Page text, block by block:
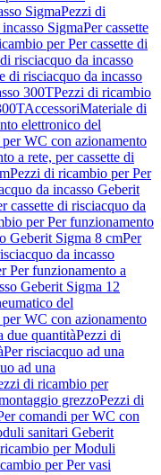
SigmaPezzi di
SigmaPer cassette
per Per cassette di
risciacquo da incasso
di risciacquo da incasso
300TPezzi di ricambio
AccessoriMateriale di
elettronico del
WC con azionamento
a rete, per cassette di
Pezzi di ricambio per Per
da incasso Geberit
cassette di risciacquo da
per Per funzionamento
Geberit Sigma 8 cmPer
da incasso
Per funzionamento a
Geberit Sigma 12
del
WC con azionamento
due quantitàPezzi di
Per risciacquo ad una
ad una
di ricambio per
grezzoPezzi di
comandi per WC con
sanitari Geberit
per Moduli
per Per vasi